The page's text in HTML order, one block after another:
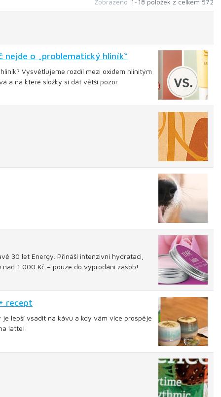
Zobrazeno 1-18 položek z celkem 572
nejde o „problematický hliník“
Vysvětlujeme rozdíl mezi oxidem hlinitým
a na které složky si dát větší pozor.
30 let Energy. Přináší intenzivní hydrataci,
1 000 Kč – pouze do vyprodání zásob!
recept
lepší vsadit na kávu a kdy vám více prospěje
latte!